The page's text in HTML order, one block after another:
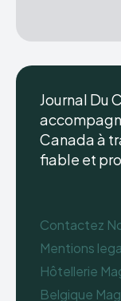
Journal Du
Canada à
fiable et
Contactez
Mentions
Hôtellerie
Belgique Mag